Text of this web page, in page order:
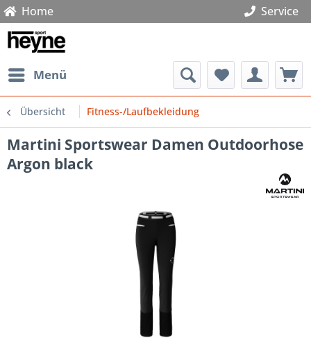
Home Service
Menü
Übersicht Fitness-/Laufbekleidung
Martini Sportswear Damen Outdoorhose
Argon black